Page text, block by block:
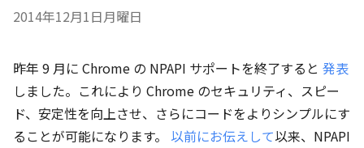
2014年12月1日月曜日
昨年 9 月に Chrome の NPAPI サポートを終了すると 発表
しました。これにより Chrome のセキュリティ、スピー
ド、安定性を向上させ、さらにコードをよりシンプルにす
ることが可能になります。 以前にお伝えして以来、NPAPI